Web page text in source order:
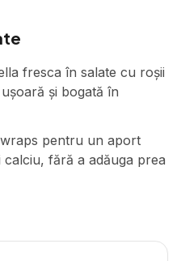
fresca în salate cu roșii
și bogată în
pentru un aport
fără a adăuga prea